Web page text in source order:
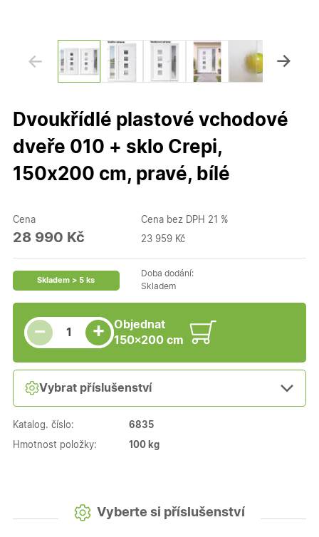
Dvoukřídlé plastové vchodové
dveře 010 + sklo Crepi,
150x200 cm, pravé, bílé
Cena
28 990 Kč
Cena bez DPH 21 %
23 959 Kč
Skladem > 5 ks
Doba dodání:
Skladem
−
Snížit množství
Počet kusů +
Zvýšit množství
Objednat
150×200 cm
Vybrat příslušenství
Katalog. číslo: 6835
Hmotnost položky: 100 kg
Vyberte si příslušenství